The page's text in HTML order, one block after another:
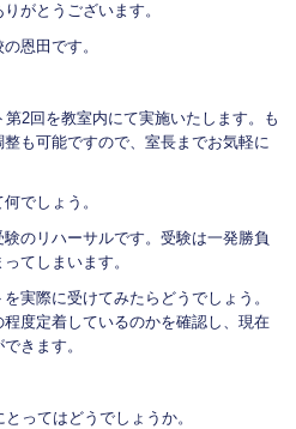
がとうございます。
恩田です。
2回を教室内にて実施いたします。も
も可能ですので、室長までお気軽に
でしょう。
のリハーサルです。受験は一発勝負
てしまいます。
実際に受けてみたらどうでしょう。
度定着しているのかを確認し、現在
きます。
ってはどうでしょうか。